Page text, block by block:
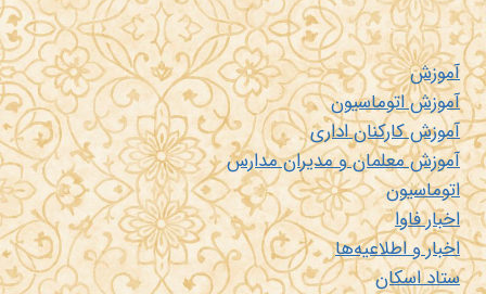
آموزش
آموزش اتوماسیون
آموزش کارکنان اداری
آموزش معلمان و مدیران مدارس
اتوماسیون
اخبار فاوا
اخبار و اطلاعیه‌ها
ستاد اسکان